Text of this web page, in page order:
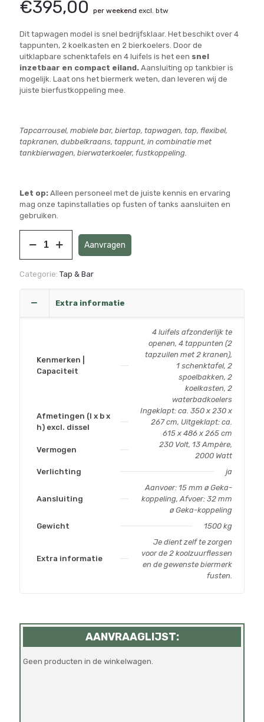
€395,00 excl. btw
Dit tapwagen model is snel bedrijfsklaar. Het beschikt over 4
tappunten, 2 koelkasten en 2 bierkoelers. Door de
uitklapbare schenktafels en 4 luifels is het een snel
inzetbaar en compact eiland. Aansluiting op tankbier is
mogelijk. Laat ons het biermerk weten, dan leveren wij de
juiste bierfustkoppeling mee.
Tapcarrousel, mobiele bar, biertap, tapwagen, tap, flexibel,
tapkranen, dubbelkraans, tappunt, in combinatie met
tankbierwagen, bierwaterkoeler, fustkoppeling.
Let op: Alleen personeel met de juiste kennis en ervaring
mag onze tapinstallaties op fusten of tanks aansluiten en
gebruiken.
aantal
Aanvragen
Categorie: Tap & Bar
Extra informatie
Kenmerken |
Capaciteit
4 luifels afzonderlijk te
openen, 4 tappunten (2
tapzuilen met 2 kranen),
1 schenktafel, 2
spoelbakken, 2
koelkasten, 2
waterbadkoelers
Afmetingen (l x b x
h) excl. dissel
Ingeklapt: ca. 350 x 230 x
267 cm, Uitgeklapt: ca.
615 x 486 x 265 cm
Vermogen
230 Volt, 13 Ampère,
2000 Watt
Verlichting
ja
Aansluiting
Aanvoer: 15 mm ø Geka-
koppeling, Afvoer: 32 mm
ø Geka-koppeling
Gewicht
1500 kg
Extra informatie
Je dient zelf te zorgen
voor de 2 koolzuurflessen
en de gewenste biermerk
fusten.
AANVRAAGLIJST:
Geen producten in de winkelwagen.